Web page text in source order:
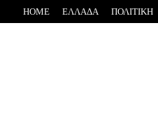
HOME ΕΛΛΑΔΑ ΠΟΛΙΤΙΚΗ